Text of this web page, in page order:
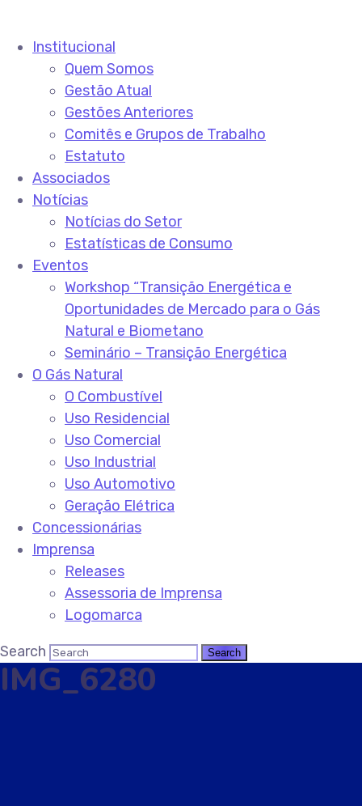
Institucional
Quem Somos
Gestão Atual
Gestões Anteriores
Comitês e Grupos de Trabalho
Estatuto
Associados
Notícias
Notícias do Setor
Estatísticas de Consumo
Eventos
Workshop “Transição Energética e
Oportunidades de Mercado para o Gás
Natural e Biometano
Seminário – Transição Energética
O Gás Natural
O Combustível
Uso Residencial
Uso Comercial
Uso Industrial
Uso Automotivo
Geração Elétrica
Concessionárias
Imprensa
Releases
Assessoria de Imprensa
Logomarca
Search
IMG_6280